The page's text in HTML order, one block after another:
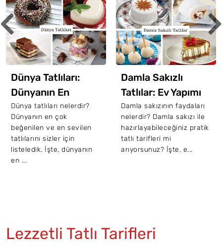
Dünya Tatlıları:
Dünyanın En
Meşhur Ve Lezzetli
19 Tatlısı
Dünya tatlıları nelerdir?
Dünyanın en çok
beğenilen ve en sevilen
tatlılarını sizler için
listeledik. İşte, dünyanın
en ...
Damla Sakızlı
Tatlılar: Ev Yapımı
10 Nefis Tarif
Damla sakızının faydaları
nelerdir? Damla sakızı ile
hazırlayabileceğiniz pratik
tatlı tarifleri mi
arıyorsunuz? İşte, e...
Lezzetli Tatlı Tarifleri